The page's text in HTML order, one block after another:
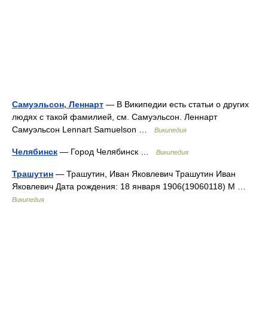
Самуэльсон, Леннарт — В Википедии есть статьи о других
людях с такой фамилией, см. Самуэльсон. Леннарт
Самуэльсон Lennart Samuelson …
Википедия
Челябинск — Город Челябинск … Википедия
Трашутин — Трашутин, Иван Яковлевич Трашутин Иван
Яковлевич Дата рождения: 18 января 1906(19060118) М …
Википедия